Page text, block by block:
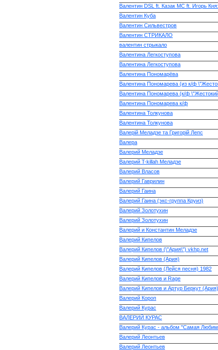
Валентин DSL ft. Казак МС ft. Игорь
Валентин Куба
Валентин Сильвестров
Валентин СТРИКАЛО
валентин стрыкало
Валентина Легкоступова
Валентина Легкоступова
Валентина Пономарёва
Валентина Пономарева (из к/ф
Валентина Пономарева (к/ф
Валентина Пономарева к/ф
Валентина Толкунова
Валентина Толкунова
Валерій Меладзе та Григорій Лепс
Валера
Валерий Меладзе
Валерий T-killah Меладзе
Валерий Власов
Валерий Гаврилин
Валерий Гаина
Валерий Гаина (экс-группа Круиз)
Валерий Золотухин
Валерий Золотухин
Валерий и Константин Меладзе
Валерий Кипелов
Валерий Кипелов (\"Ария\") vkhp.net
Валерий Кипелов (Ария)
Валерий Кипелов (Лейся песня) 1982
Валерий Кипелов и Rage
Валерий Кипелов и Артур Беркут (Ария)
Валерий Короп
Валерий Курас
ВАЛЕРИЙ КУРАС
Валерий Курас - альбом "Самая
Валерий Леонтьев
Валерий Леонтьев